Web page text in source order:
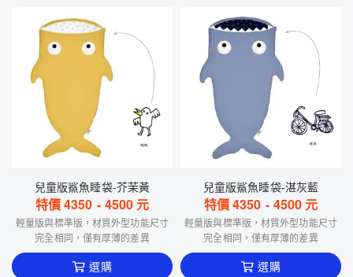
兒童版鯊魚睡袋-芥茉黃
特價4350 - 4500 元
輕量版與標準版，材質外型功能尺寸
完全相同，僅有厚薄的差異
選購
兒童版鯊魚睡袋-湛灰藍
特價4350 - 4500 元
輕量版與標準版，材質外型功能尺寸
完全相同，僅有厚薄的差異
選購